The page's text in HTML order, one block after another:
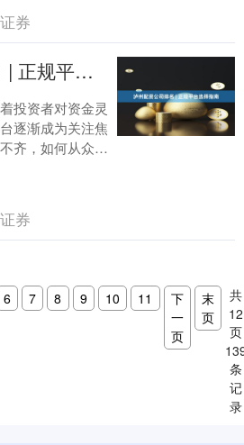
券
泸州配资公司排名 | 正规平台选择指南
投资者对资金灵
逐渐成为关注焦
齐，如何从众多
配资公司，是每
券
6 7 8 9 10 11
下
一
页
末
页
共
12
页
条
记
录